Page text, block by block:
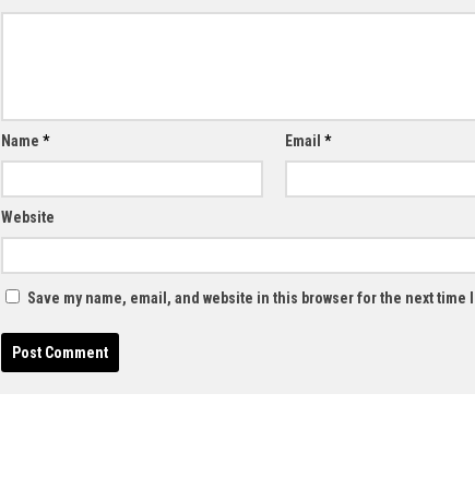
Name * Email *
Website
Save my name, email, and website in this browser for the next time